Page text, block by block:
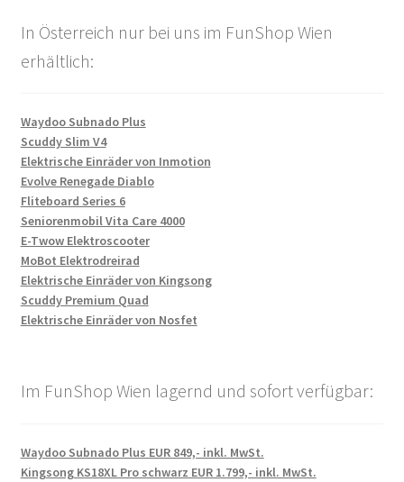
In Österreich nur bei uns im FunShop Wien
erhältlich:
Waydoo Subnado Plus
Scuddy Slim V4
Elektrische Einräder von Inmotion
Evolve Renegade Diablo
Fliteboard Series 6
Seniorenmobil Vita Care 4000
E-Twow Elektroscooter
MoBot Elektrodreirad
Elektrische Einräder von Kingsong
Scuddy Premium Quad
Elektrische Einräder von Nosfet
Im FunShop Wien lagernd und sofort verfügbar:
Waydoo Subnado Plus EUR 849,- inkl. MwSt.
Kingsong KS18XL Pro schwarz EUR 1.799,- inkl. MwSt.